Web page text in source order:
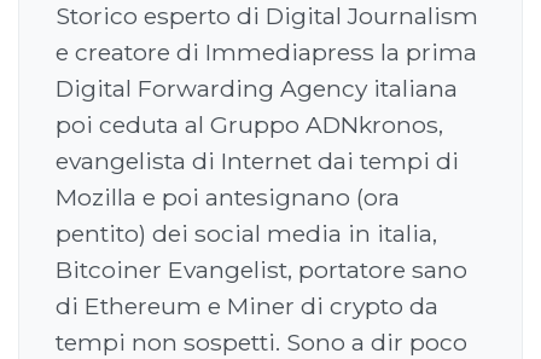
Storico esperto di Digital Journalism
e creatore di Immediapress la prima
Digital Forwarding Agency italiana
poi ceduta al Gruppo ADNkronos,
evangelista di Internet dai tempi di
Mozilla e poi antesignano (ora
pentito) dei social media in italia,
Bitcoiner Evangelist, portatore sano
di Ethereum e Miner di crypto da
tempi non sospetti. Sono a dir poco